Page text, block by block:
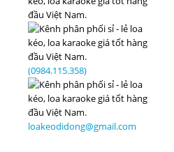
(0984.115.358)
loakeodidong@gmail.com